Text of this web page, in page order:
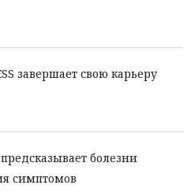
завершает свою карьеру
болезни
симптомов